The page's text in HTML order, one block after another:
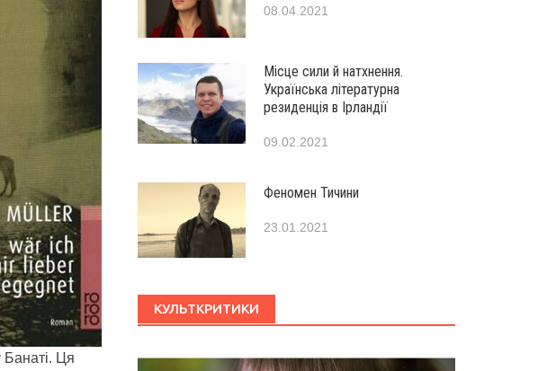
Банаті. Ця
08.04.2021
Місце сили й натхнення.
Українська літературна
резиденція в Ірландії
09.02.2021
Феномен Тичини
23.01.2021
КУЛЬТКРИТИКИ